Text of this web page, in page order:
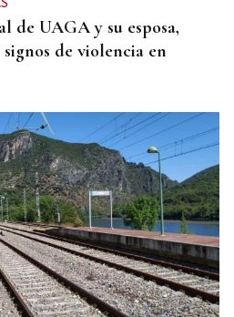
de UAGA y su esposa,
de violencia en